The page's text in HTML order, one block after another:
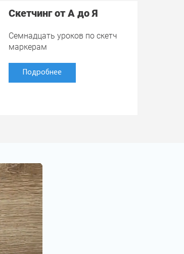
Скетчинг от А до Я
Семнадцать уроков по скетч
маркерам
Подробнее